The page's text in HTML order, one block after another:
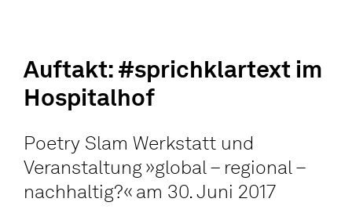
Auftakt: #sprichklartext im
Hospitalhof
Poetry Slam Werkstatt und
Veranstaltung »global – regional –
nachhaltig?« am 30. Juni 2017